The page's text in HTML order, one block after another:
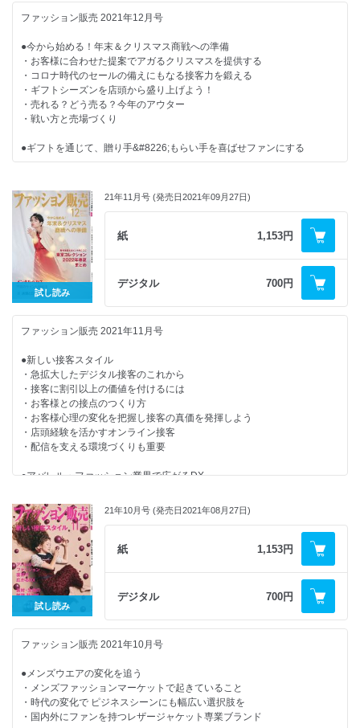
・新・お客さまゼッタイ主義
・おんな社長が飛ぶ！
・心と体の「きれいの秘訣」
・売場おこしディレクション
・NEWS BOX
・今月の視点
・編集後記
・数字から売り場を考えてみよう
・これからの小売店と販売員の在り方
・店長意識改革メソッド
・人材マネジメントの処方箋
・美容トレンド最前線！
・労務管理を知ろう
・その接客あるある解決します！
・ワンスアラウンドのエリアマネージャー塾
・カンタン英語接客術！
・心と体の「きれいの秘訣」
・売場おこしディレクション
・NEWS BOX
・今月の視点
・どこでもヨガでセルフケア
・編集後記
ファッション販売 2021年12月号
●今から始める！年末＆クリスマス商戦への準備
・お客様に合わせた提案でアガるクリスマスを提供する
・コロナ時代のセールの備えにもなる接客力を鍛える
・ギフトシーズンを店頭から盛り上げよう！
・売れる？どう売る？今年のアウター
・戦い方と売場づくり
●ギフトを通じて、贈り手&#8226;もらい手を喜ばせファンにする
●注目のポイント解説＆リポート
●2022年春夏メンズトレンドを読む
●メンタルヘルス 不調のサインと対処法
・メンタル不調の黄色信号に気付くためには
【連載・シリーズ・リポート】
・ファッションは学問である
・店舗とECの溝をなくす方法
・次世代を担う国産ブランド
・これからの小売店と販売員の在り方
・店長意識改革メソッド
・人材マネジメントの処方箋
・美容トレンド最前線！
・労務管理を知ろう
・店長意識改革メソッド
・新・お客さまゼッタイ主義
・may_ugramのインスタ講座
・カンタン英語接客術！
・おんな社長が飛ぶ！
・心と体の「きれいの秘訣」
・売場おこしディレクション
・NEWS BOX
・どこでもヨガでセルフケア
試し読み
21年11月号 (発売日2021年09月27日)
紙 1,153円
デジタル 700円
ファッション販売 2021年11月号
●新しい接客スタイル
・急拡大したデジタル接客のこれから
・接客に割引以上の価値を付けるには
・お客様との接点のつくり方
・お客様心理の変化を把握し接客の真価を発揮しよう
・店頭経験を活かすオンライン接客
・配信を支える環境づくりも重要
●アバレル・ファッション業界で広がるDX
・アバレル企業の業務効率を高める
・ライブ配信で活躍する販売員の育成、派遣をスタート！
・ブランドとお客様をつなぐライブ配信ツール
・購買体験の向上とスタッフが生き生き働ける環境づくりを
●素材&#8226;生迪の知識秋冬編
●UAXピームスXペイクルーズ合同勉強会
●散字から亮場を考えてみよう第3回
●データ検証できるようになると見えてくる「ブランドとしての成長」
試し読み
21年10月号 (発売日2021年08月27日)
紙 1,153円
デジタル 700円
ファッション販売 2021年10月号
●メンズウエアの変化を追う
・メンズファッションマーケットで起きていること
・時代の変化で ピジネスシーンにも幅広い選択肢を
・国内外にファンを持つレザージャケット専業ブランド